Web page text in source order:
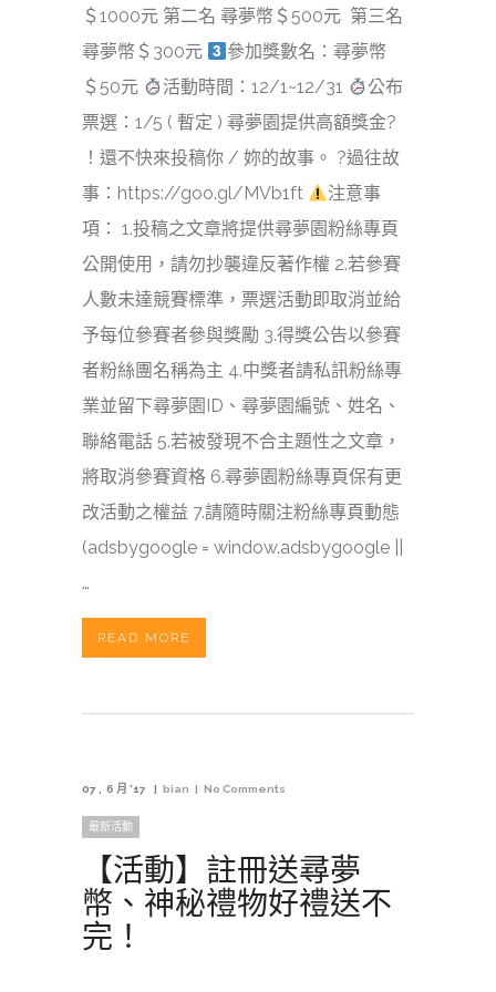
＄1000元 第二名 尋夢幣＄500元 第三名
尋夢幣＄300元
參加獎數名：尋夢幣
＄50元
活動時間：12/1~12/31
公布
票選：1/5 ( 暫定 ) 尋夢園提供高額獎金?
！還不快來投稿你 / 妳的故事。 ?過往故
事：https://goo.gl/MVb1ft
注意事
項： 1.投稿之文章將提供尋夢園粉絲專頁
公開使用，請勿抄襲違反著作權 2.若參賽
人數未達競賽標準，票選活動即取消並給
予每位參賽者參與獎勵 3.得獎公告以參賽
者粉絲團名稱為主 4.中獎者請私訊粉絲專
業並留下尋夢園ID、尋夢園編號、姓名、
聯絡電話 5.若被發現不合主題性之文章，
將取消參賽資格 6.尋夢園粉絲專頁保有更
改活動之權益 7.請隨時關注粉絲專頁動態
(adsbygoogle = window.adsbygoogle ||
…
READ MORE
07 6 月 '17 bian No Comments
最新活動
【活動】註冊送尋夢
幣、神秘禮物好禮送不
完！